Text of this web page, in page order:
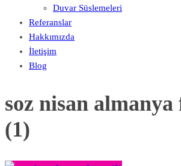
Duvar Süslemeleri
Referanslar
Hakkımızda
İletişim
Blog
soz nisan almanya
(1)